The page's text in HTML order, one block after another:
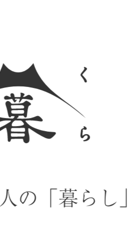
人の「暮らし